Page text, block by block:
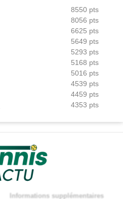
8550 pts
8056 pts
6625 pts
5649 pts
5293 pts
5168 pts
5016 pts
4539 pts
4459 pts
4353 pts
Informations supplémentaires